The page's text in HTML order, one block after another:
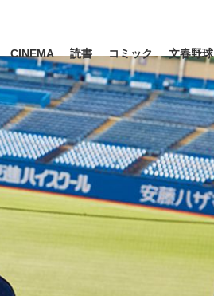
インタビュー 読書
CINEMA 読書 コミック 文春野球
#松田聖子
#玉木雄一郎